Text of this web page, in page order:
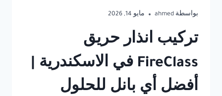
بواسطة ahmed مايو 14, 2026
تركيب انذار حريق
FireClass في الاسكندرية |
أفضل أي بانل للحلول